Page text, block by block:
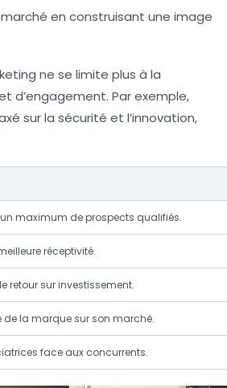
en construisant une image
ne se limite plus à la
d’engagement. Par exemple,
sur la sécurité et l’innovation,
maximum de prospects qualifiés.
réceptivité.
retour sur investissement.
de la marque sur son marché.
face aux concurrents.